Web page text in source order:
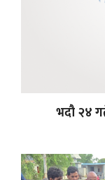
भदौ २४